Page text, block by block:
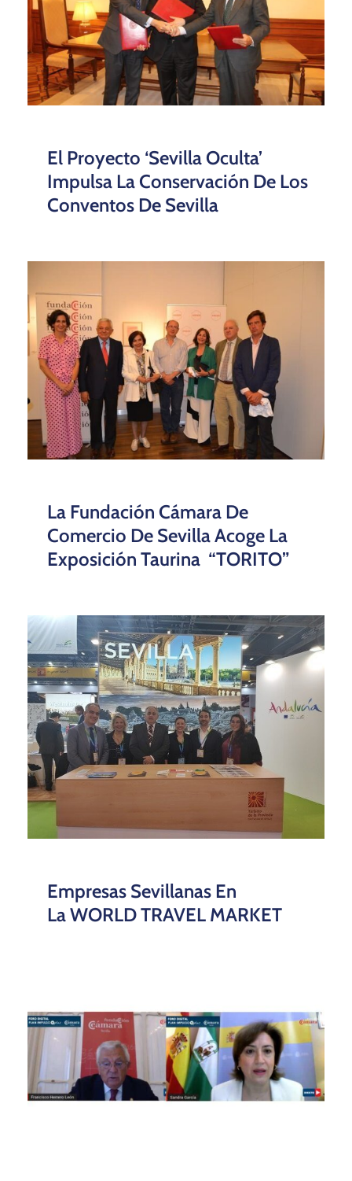
El Proyecto ‘Sevilla Oculta’
Impulsa La Conservación De Los
Conventos De Sevilla
La Fundación Cámara De
Comercio De Sevilla Acoge La
Exposición Taurina “TORITO”
Empresas Sevillanas En
La WORLD TRAVEL MARKET